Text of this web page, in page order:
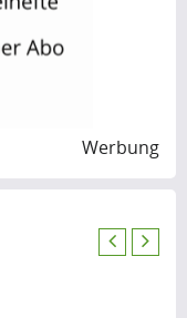
Werbung
P
N